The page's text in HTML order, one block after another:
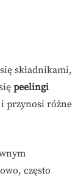
składnikami,
peelingi
i przynosi różne
często